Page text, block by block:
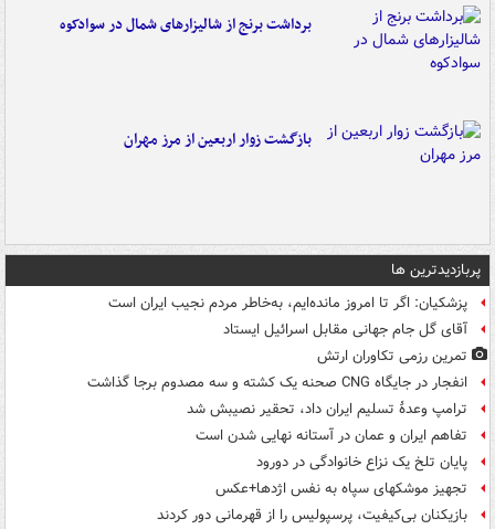
برداشت برنج از شالیزارهای شمال در سوادکوه
بازگشت زوار اربعین از مرز مهران
پربازدیدترین ها
پزشکیان: اگر تا امروز مانده‌ایم، به‌خاطر مردم نجیب ایران است
آقای گل جام جهانی مقابل اسرائیل ایستاد
تمرین رزمی تکاوران ارتش
انفجار در جایگاه CNG صحنه یک کشته و سه مصدوم برجا گذاشت
ترامپ وعدۀ تسلیم ایران داد، تحقیر نصیبش شد
تفاهم ایران و عمان در آستانه نهایی شدن است
پایان تلخ یک نزاع خانوادگی در دورود
تجهیز موشکهای سپاه به نفس اژدها+عکس
بازیکنان بی‌کیفیت، پرسپولیس را از قهرمانی دور کردند